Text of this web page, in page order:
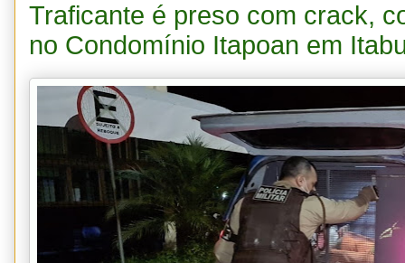
Traficante é preso com crack,
no Condomínio Itapoan em